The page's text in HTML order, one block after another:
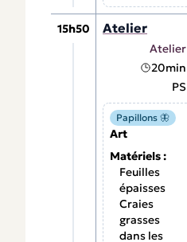
15h50 Atelier
Atelier
20min
PS
Papillons 🦋
Art
Matériels :
Feuilles
épaisses
Craies
grasses
dans les